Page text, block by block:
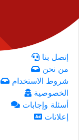
إتصل بنا
من نحن
شروط الاستخدام
الخصوصية
أسئلة وإجابات
إعلانات